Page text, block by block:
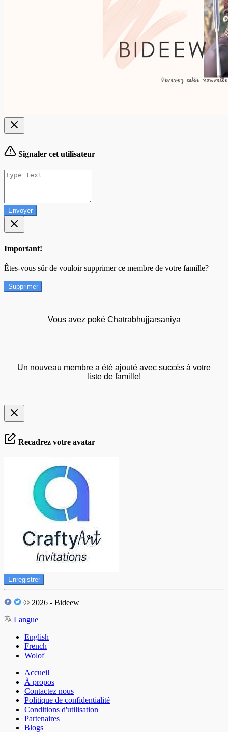
Signaler cet utilisateur
Envoyer
Important!
Êtes-vous sûr de vouloir supprimer ce membre de votre famille?
Supprimer
Vous avez poké Chatrabhujjarsaniya
Un nouveau membre a été ajouté avec succès à votre
liste de famille!
Recadrez votre avatar
Enregistrer
© 2026 - Bideew
Langue
English
French
Wolof
Accueil
À propos
Contactez nous
Politique de confidentialité
Conditions d'utilisation
Partenaires
Blogs